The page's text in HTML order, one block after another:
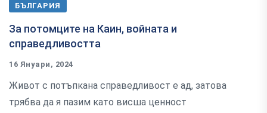
БЪЛГАРИЯ
За потомците на Каин, войната и
справедливостта
16 Януари, 2024
Живот с потъпкана справедливост е ад, затова
трябва да я пазим като висша ценност